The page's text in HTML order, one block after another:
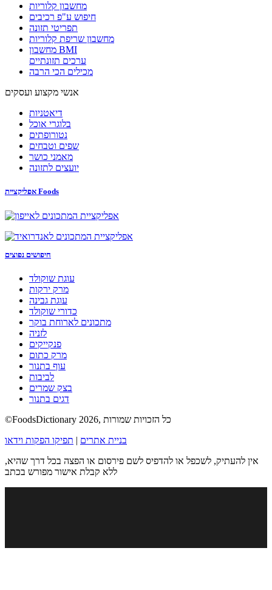
מחשבון קלוריות
חיפוש ע"פ רכיבים
תפריטי תזונה
מחשבון שריפת קלוריות
מחשבון BMI
ערכים תזונתיים
מכילים הכי הרבה
אנשי מקצוע ועסקים
דיאטניות
בלוגרי אוכל
נטורופתים
שפים וטבחים
מאמני כושר
יועצים לתזונה
אפליקציית Foods
חיפושים נפוצים
עוגת שוקולד
מרק ירקות
עוגת גבינה
כדורי שוקולד
מתכונים לארוחת בוקר
לזניה
פנקייקים
מרק כתום
עוף בתנור
לביבות
בצק שמרים
דגים בתנור
©FoodsDictionary 2026, כל הזכויות שמורות
בניית אתרים | תפיקו הפקות וידאו
אין להעתיק, לשכפל או להדפיס לשם פירסום או הפצה בכל דרך שהיא,
ללא קבלת אישור מפורש בכתב